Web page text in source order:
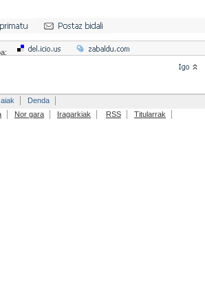
Denda
Nor gara Iragarkiak RSS Titularrak